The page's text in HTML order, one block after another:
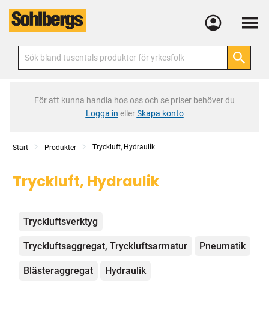
Meny
För att kunna handla hos oss och se priser behöver du
Logga in ellerSkapa konto
Start Produkter Tryckluft, Hydraulik
Tryckluft, Hydraulik
Kategorier
Tryckluftsverktyg
Tryckluftsaggregat, Tryckluftsarmatur Pneumatik
Blästeraggregat Hydraulik